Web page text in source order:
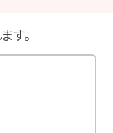
す。